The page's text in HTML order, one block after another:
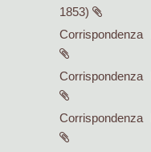
1853)
Corrispondenza
Corrispondenza
Corrispondenza